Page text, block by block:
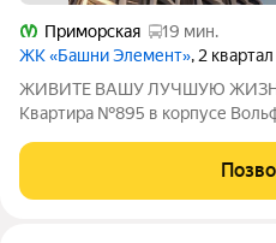
Приморская
19 мин.
ЖК «Башни Элемент», 2
ЖИВИТЕ ВАШУ ЛУЧШУЮ
Квартира №895 в корпусе
бизнес-класса на